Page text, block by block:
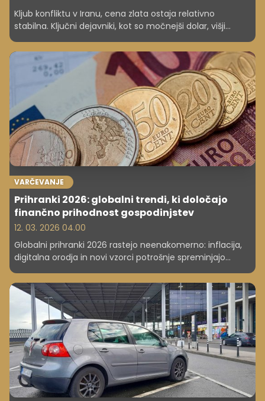
Kljub konfliktu v Iranu, cena zlata ostaja relativno
stabilna. Ključni dejavniki, kot so močnejši dolar, višji
donosi obveznic in previdnost vlagateljev, omejujejo
tradicionalni vzpon zlata kot varnega zatočišča v teh
nepredvidljivih časih.
VARČEVANJE
Prihranki 2026: globalni trendi, ki določajo
finančno prihodnost gospodinjstev
12. 03. 2026 04.00
Globalni prihranki 2026 rastejo neenakomerno: inflacija,
digitalna orodja in novi vzorci potrošnje spreminjajo
finančne navade gospodinjstev.